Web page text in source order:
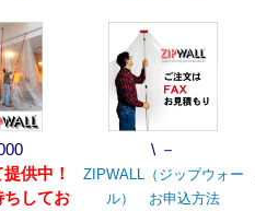
供中！
ちしてお
\ －
ZIPWALL（ジップウォー
ル） お申込方法